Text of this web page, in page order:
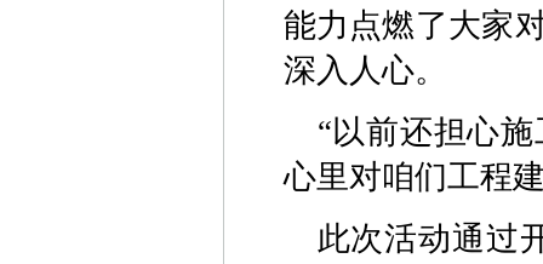
能力点燃了大家
深入人心。
“以前还担心
心里对咱们工程
此次活动通过